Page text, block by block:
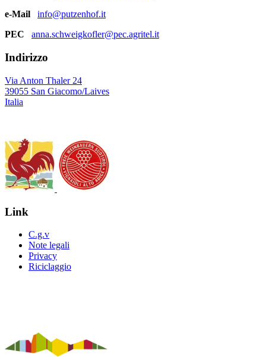
e-Mail
info@putzenhof.it
PEC
anna.schweigkofler@pec.agritel.it
Indirizzo
Via Anton Thaler 24
39055 San Giacomo/Laives
Italia
Link
C.g.v
Note legali
Privacy
Riciclaggio